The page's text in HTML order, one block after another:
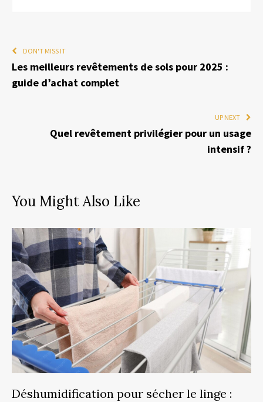
DON'T MISS IT
Les meilleurs revêtements de sols pour 2025 :
guide d’achat complet
UP NEXT
Quel revêtement privilégier pour un usage
intensif ?
You Might Also Like
Déshumidification pour sécher le linge :